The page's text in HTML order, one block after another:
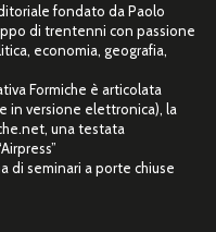
fondato da Paolo
di trentenni con passione
economia, geografia,
Formiche è articolata
in versione elettronica), la
una testata
di seminari a porte chiuse